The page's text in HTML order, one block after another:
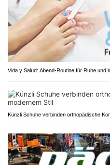
Vida y Salud: Abend-Routine für Ruhe und
Künzli Schuhe verbinden orthopädische